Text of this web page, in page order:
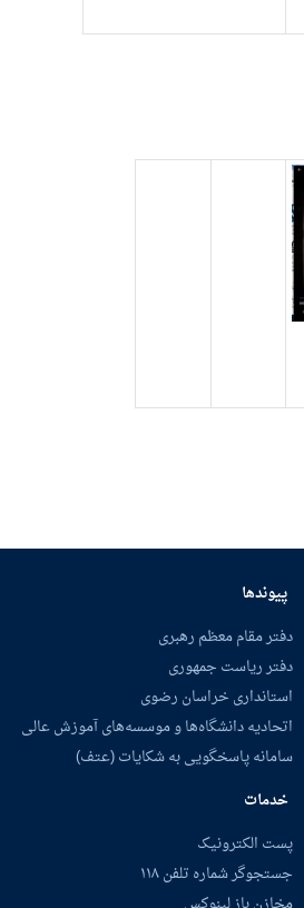
پیوندها
دفتر مقام معظم رهبری
دفتر ریاست جمهوری
استانداری خراسان رضوی
اتحادیه دانشگاه‌ها و موسسه‌های آموزش عالی
سامانه پاسخگویی به شکایات (عتف)
خدمات
پست الکترونیک
جستجوگر شماره تلفن ۱۱۸